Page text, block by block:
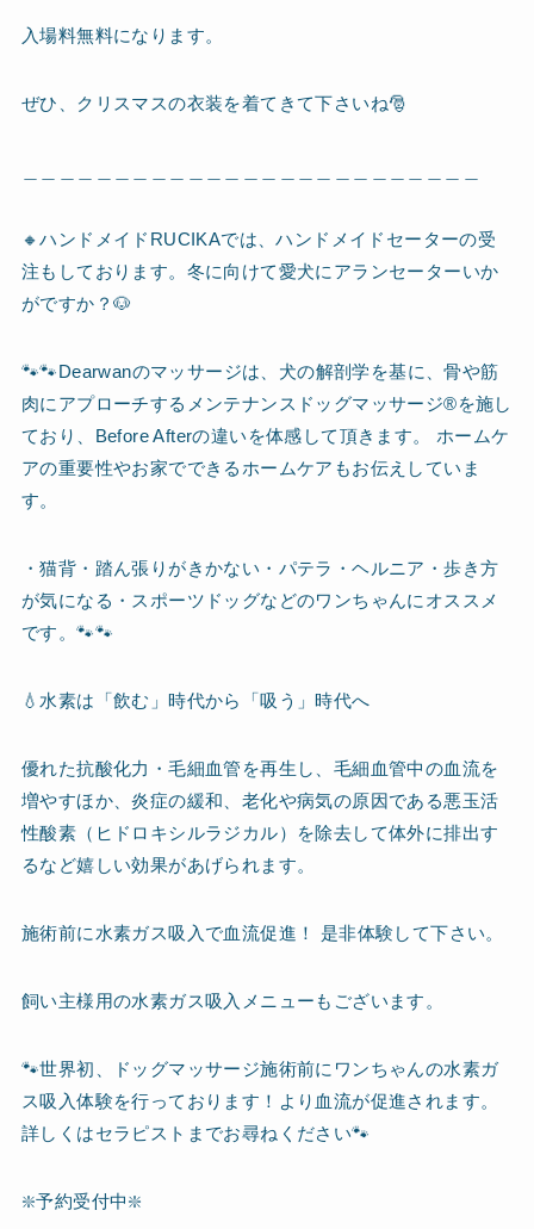
入場料無料になります。
ぜひ、クリスマスの衣装を着てきて下さいね🎅
🔸ハンドメイドRUCIKAでは、ハンドメイドセーターの受
注もしております。冬に向けて愛犬にアランセーターいか
がですか？🐶
🐾🐾Dearwanのマッサージは、犬の解剖学を基に、骨や筋
肉にアプローチするメンテナンスドッグマッサージ®︎を施し
ており、Before Afterの違いを体感して頂きます。 ホームケ
アの重要性やお家でできるホームケアもお伝えしていま
す。
・猫背・踏ん張りがきかない・パテラ・ヘルニア・歩き方
が気になる・スポーツドッグなどのワンちゃんにオススメ
です。🐾🐾
💧水素は「飲む」時代から「吸う」時代へ
優れた抗酸化力・毛細血管を再生し、毛細血管中の血流を
増やすほか、炎症の緩和、老化や病気の原因である悪玉活
性酸素（ヒドロキシルラジカル）を除去して体外に排出す
るなど嬉しい効果があげられます。
施術前に水素ガス吸入で血流促進！ 是非体験して下さい。
飼い主様用の水素ガス吸入メニューもございます。
🐾世界初、ドッグマッサージ施術前にワンちゃんの水素ガ
ス吸入体験を行っております！より血流が促進されます。
詳しくはセラピストまでお尋ねください🐾
❇️予約受付中❇️